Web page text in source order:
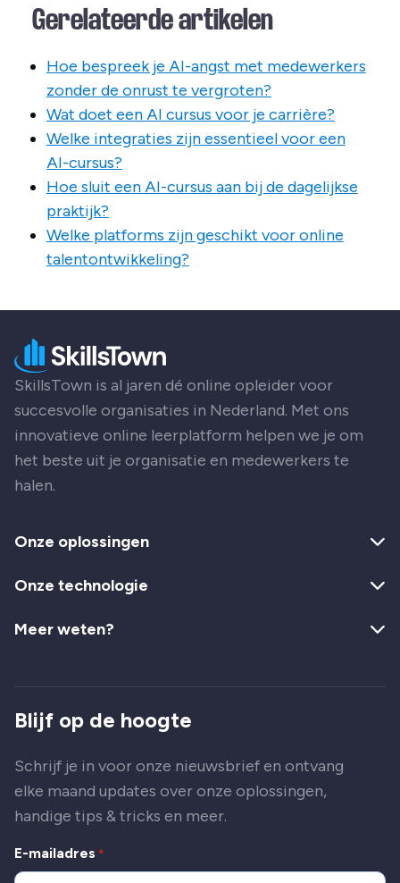
Gerelateerde artikelen
Hoe bespreek je AI-angst met medewerkers
zonder de onrust te vergroten?
Wat doet een AI cursus voor je carrière?
Welke integraties zijn essentieel voor een
AI-cursus?
Hoe sluit een AI-cursus aan bij de dagelijkse
praktijk?
Welke platforms zijn geschikt voor online
talentontwikkeling?
SkillsTown is al jaren dé online opleider voor
succesvolle organisaties in Nederland. Met ons
innovatieve online leerplatform helpen we je om
het beste uit je organisatie en medewerkers te
halen.
Onze oplossingen
Onze technologie
Meer weten?
Blijf op de hoogte
Schrijf je in voor onze nieuwsbrief en ontvang
elke maand updates over onze oplossingen,
handige tips & tricks en meer.
E-mailadres *